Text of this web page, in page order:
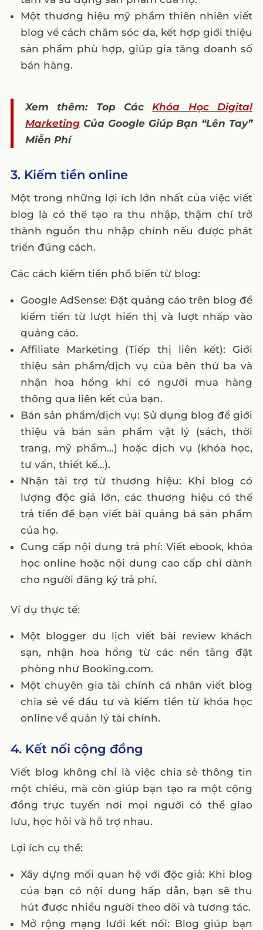
Một thương hiệu mỹ phẩm thiên nhiên viết
blog về cách chăm sóc da, kết hợp giới thiệu
sản phẩm phù hợp, giúp gia tăng doanh số
bán hàng.
Xem thêm: Top Các Khóa Học Digital
MarketingCủa Google Giúp Bạn “Lên Tay”
Miễn Phí
3. Kiếm tiền online
Một trong những lợi ích lớn nhất của việc viết
blog là có thể tạo ra thu nhập, thậm chí trở
thành nguồn thu nhập chính nếu được phát
triển đúng cách.
Các cách kiếm tiền phổ biến từ blog:
Google AdSense: Đặt quảng cáo trên blog để
kiếm tiền từ lượt hiển thị và lượt nhấp vào
quảng cáo.
Affiliate Marketing (Tiếp thị liên kết): Giới
thiệu sản phẩm/dịch vụ của bên thứ ba và
nhận hoa hồng khi có người mua hàng
thông qua liên kết của bạn.
Bán sản phẩm/dịch vụ: Sử dụng blog để giới
thiệu và bán sản phẩm vật lý (sách, thời
trang, mỹ phẩm…) hoặc dịch vụ (khóa học,
tư vấn, thiết kế…).
Nhận tài trợ từ thương hiệu: Khi blog có
lượng độc giả lớn, các thương hiệu có thể
trả tiền để bạn viết bài quảng bá sản phẩm
của họ.
Cung cấp nội dung trả phí: Viết ebook, khóa
học online hoặc nội dung cao cấp chỉ dành
cho người đăng ký trả phí.
Ví dụ thực tế:
Một blogger du lịch viết bài review khách
sạn, nhận hoa hồng từ các nền tảng đặt
phòng như Booking.com.
Một chuyên gia tài chính cá nhân viết blog
chia sẻ về đầu tư và kiếm tiền từ khóa học
online về quản lý tài chính.
4. Kết nối cộng đồng
Viết blog không chỉ là việc chia sẻ thông tin
một chiều, mà còn giúp bạn tạo ra một cộng
đồng trực tuyến nơi mọi người có thể giao
lưu, học hỏi và hỗ trợ nhau.
Lợi ích cụ thể:
Xây dựng mối quan hệ với độc giả: Khi blog
của bạn có nội dung hấp dẫn, bạn sẽ thu
hút được nhiều người theo dõi và tương tác.
Mở rộng mạng lưới kết nối: Blog giúp bạn